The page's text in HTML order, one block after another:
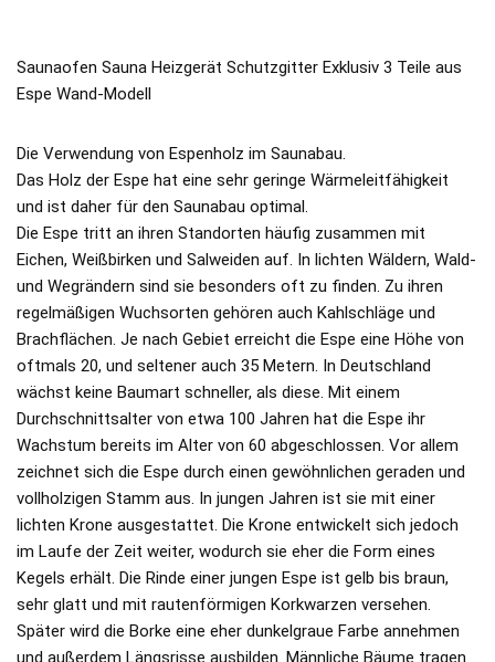
Saunaofen Sauna Heizgerät Schutzgitter Exklusiv 3 Teile aus
Espe Wand-Modell
Die Verwendung von Espenholz im Saunabau.
Das Holz der Espe hat eine sehr geringe Wärmeleitfähigkeit
und ist daher für den Saunabau optimal.
Die Espe tritt an ihren Standorten häufig zusammen mit
Eichen, Weißbirken und Salweiden auf. In lichten Wäldern, Wald-
und Wegrändern sind sie besonders oft zu finden. Zu ihren
regelmäßigen Wuchsorten gehören auch Kahlschläge und
Brachflächen. Je nach Gebiet erreicht die Espe eine Höhe von
oftmals 20, und seltener auch 35 Metern. In Deutschland
wächst keine Baumart schneller, als diese. Mit einem
Durchschnittsalter von etwa 100 Jahren hat die Espe ihr
Wachstum bereits im Alter von 60 abgeschlossen. Vor allem
zeichnet sich die Espe durch einen gewöhnlichen geraden und
vollholzigen Stamm aus. In jungen Jahren ist sie mit einer
lichten Krone ausgestattet. Die Krone entwickelt sich jedoch
im Laufe der Zeit weiter, wodurch sie eher die Form eines
Kegels erhält. Die Rinde einer jungen Espe ist gelb bis braun,
sehr glatt und mit rautenförmigen Korkwarzen versehen.
Später wird die Borke eine eher dunkelgraue Farbe annehmen
und außerdem Längsrisse ausbilden. Männliche Bäume tragen